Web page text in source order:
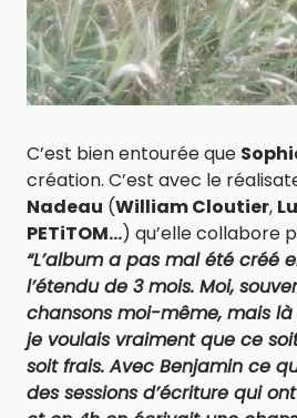
C’est bien entourée que
création. C’est avec le
Nadeau (William Cloutier,
PETiTOM…) qu’elle collabore
“L’album a pas mal été créé
l’étendu de 3 mois. Moi,
chansons moi-même, mais
je voulais vraiment que ce
soit frais. Avec Benjamin ce
des sessions d’écriture qui